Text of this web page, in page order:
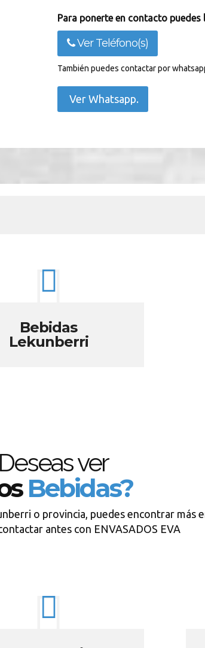
Para ponerte en contacto
Ver Teléfono(s)
También puedes contactar por
Ver Whatsapp.
Bebidas
Lekunberri
ver
Bebidas?
o provincia, puedes encontrar más
antes con ENVASADOS EVA